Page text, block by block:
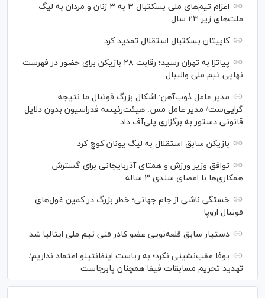
اعزام تیم‌های ملی بسکتبال ۳ به ۳ زنان و مردان به لیگ
ملت‌های زیر ۲۳ سال
کاپیتان بسکتبال استقلال تمدید کرد
پیاتزا به تهران رسید؛ رقابت ۲۸ بازیکن برای حضور در فهرست
نهایی تیم ملی والیبال
مدیر عامل ذوب‌آهن: اشکال بزرگ فوتبال ما نتیجه
گرایی‌ست/ مدیر عامل مس: هیئت‌رئیسه فدراسیون بدون دلایل
قانونی دستور به برگزاری پلی‌آف داد
بازیکن سابق استقلال به لیگ یونان کوچ کرد
توافق وزیر ورزش و همتای آذربایجانی برای گسترش
همکاری‌ها با امضای سندی ۳ ساله
خستگی ناشی از جام جهانی؛ خطر بزرگ در کمین غول‌های
فوتبال اروپا
دستیار سابق قلعه‌نویی عضو کادر فنی تیم ملی ایتالیا شد
یوفا عقب‌نشینی نکرد؛ به ریاست اینفانتینو اعتماد نداریم/
تهدید تحریم مسابقات فیفا همچنان پابرجاست